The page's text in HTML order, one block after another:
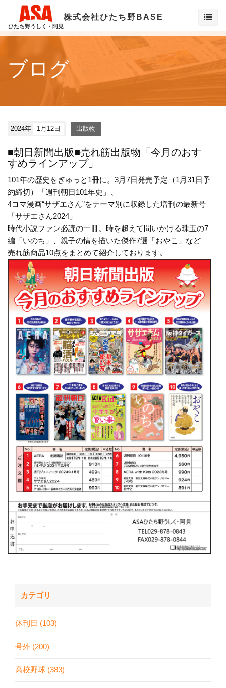
ひたち野うしく・阿見
株式会社ひたち野BASE
ブログ
2024年 1月12日 出版物
■朝日新聞出版■売れ筋出版物「今月のおす
すめラインアップ」
101年の歴史をぎゅっと1冊に。3月7日発売予定（1月31日予
約締切）「週刊朝日101年史」、
4コマ漫画“サザエさん”をテーマ別に収録した増刊の最新号
「サザエさん2024」
時代小説ファン必読の一冊。時を超えて問いかける珠玉の7
編「いのち」、親子の情を描いた傑作7選「おやこ」など
売れ筋商品10点をまとめて紹介しております。
カテゴリ
休刊日 (103)
号外 (200)
高校野球 (383)